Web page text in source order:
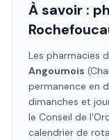
À savoir :
Les pharmacies
Angoumois
permanence en
dimanches et
le Conseil de
calendrier de